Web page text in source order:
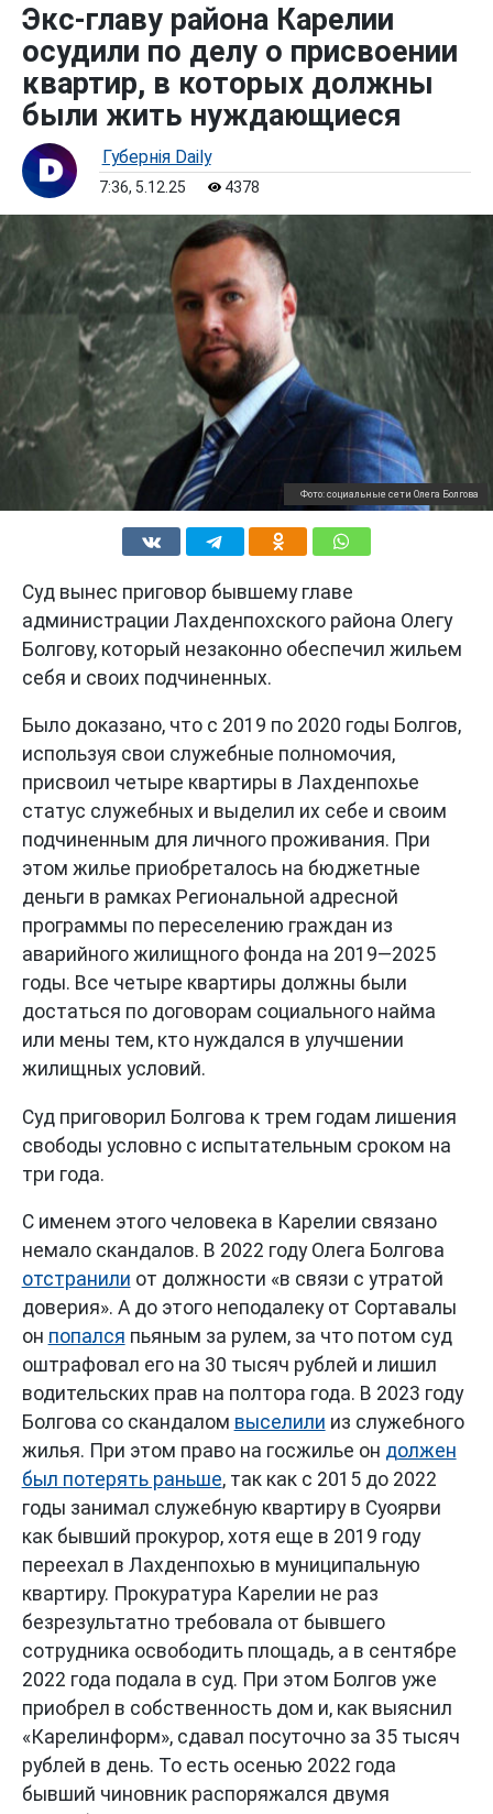
Экс-главу района Карелии
осудили по делу о присвоении
квартир, в которых должны
были жить нуждающиеся
Губернiя Daily
7:36, 5.12.25 4378
Фото: социальные сети Олега Болгова
Суд вынес приговор бывшему главе
администрации Лахденпохского района Олегу
Болгову, который незаконно обеспечил жильем
себя и своих подчиненных.
Было доказано, что с 2019 по 2020 годы Болгов,
используя свои служебные полномочия,
присвоил четыре квартиры в Лахденпохье
статус служебных и выделил их себе и своим
подчиненным для личного проживания. При
этом жилье приобреталось на бюджетные
деньги в рамках Региональной адресной
программы по переселению граждан из
аварийного жилищного фонда на 2019—2025
годы. Все четыре квартиры должны были
достаться по договорам социального найма
или мены тем, кто нуждался в улучшении
жилищных условий.
Суд приговорил Болгова к трем годам лишения
свободы условно с испытательным сроком на
три года.
С именем этого человека в Карелии связано
немало скандалов. В 2022 году Олега Болгова
отстранили от должности «в связи с утратой
доверия». А до этого неподалеку от Сортавалы
он попался пьяным за рулем, за что потом суд
оштрафовал его на 30 тысяч рублей и лишил
водительских прав на полтора года. В 2023 году
Болгова со скандалом выселили из служебного
жилья. При этом право на госжилье он должен
был потерять раньше, так как с 2015 до 2022
годы занимал служебную квартиру в Суоярви
как бывший прокурор, хотя еще в 2019 году
переехал в Лахденпохью в муниципальную
квартиру. Прокуратура Карелии не раз
безрезультатно требовала от бывшего
сотрудника освободить площадь, а в сентябре
2022 года подала в суд. При этом Болгов уже
приобрел в собственность дом и, как выяснил
«Карелинформ», сдавал посуточно за 35 тысяч
рублей в день. То есть осенью 2022 года
бывший чиновник распоряжался двумя